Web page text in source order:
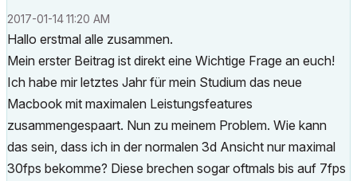
‎2017-01-1411:20 AM
Hallo erstmal alle zusammen.
Mein erster Beitrag ist direkt eine Wichtige Frage an euch!
Ich habe mir letztes Jahr für mein Studium das neue
Macbook mit maximalen Leistungsfeatures
zusammengespaart. Nun zu meinem Problem. Wie kann
das sein, dass ich in der normalen 3d Ansicht nur maximal
30fps bekomme? Diese brechen sogar oftmals bis auf 7fps